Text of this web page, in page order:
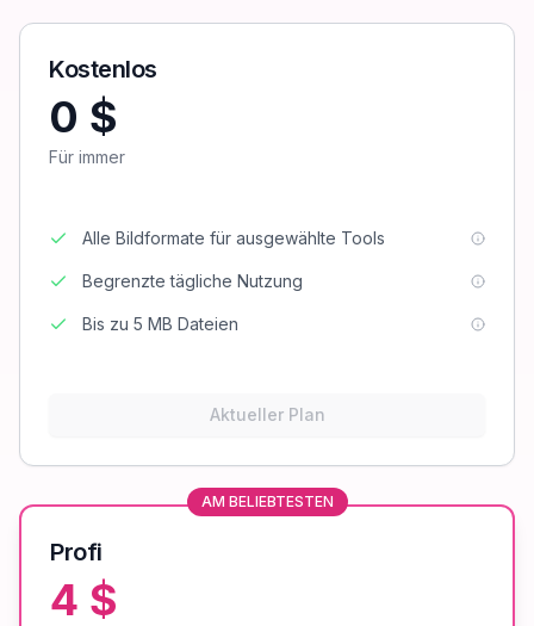
Kostenlos
0 $
Für immer
Alle Bildformate für ausgewählte Tools
Begrenzte tägliche Nutzung
Bis zu 5 MB Dateien
Aktueller Plan
AM BELIEBTESTEN
Profi
4 $